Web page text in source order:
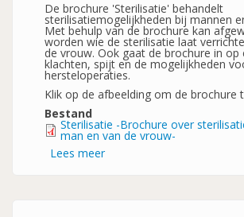
De brochure 'Sterilisatie' behandelt
sterilisatiemogelijkheden bij mannen
Met behulp van de brochure kan
worden wie de sterilisatie laat
de vrouw. Ook gaat de brochure in op
klachten, spijt en de mogelijkheden
hersteloperaties.
Klik op de afbeelding om de brochure
Bestand
Sterilisatie -Brochure over
man en van de vrouw-
Lees meerover